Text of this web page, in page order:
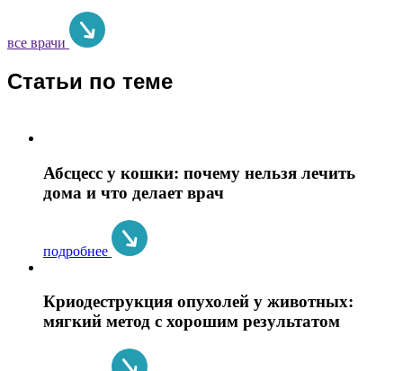
все врачи
Статьи по теме
Абсцесс у кошки: почему нельзя лечить
дома и что делает врач
подробнее
Криодеструкция опухолей у животных:
мягкий метод с хорошим результатом